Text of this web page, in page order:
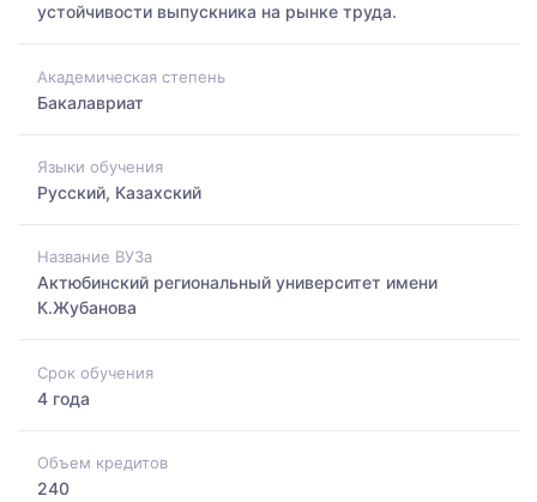
устойчивости выпускника на рынке труда.
Академическая степень
Бакалавриат
Языки обучения
Русский, Казахский
Название ВУЗа
Актюбинский региональный университет имени
К.Жубанова
Срок обучения
4 года
Объем кредитов
240